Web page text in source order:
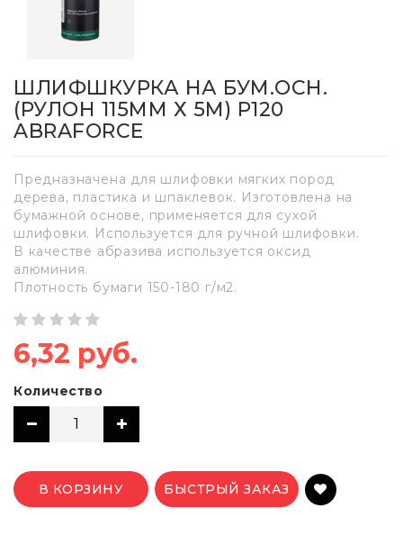
ШЛИФШКУРКА НА БУМ.ОСН.
(РУЛОН 115ММ Х 5М) Р120
ABRAFORCE
Предназначена для шлифовки мягких пород
дерева, пластика и шпаклевок. Изготовлена на
бумажной основе, применяется для сухой
шлифовки. Используется для ручной шлифовки.
В качестве абразива используется оксид
алюминия.
Плотность бумаги 150-180 г/м2.
6,32 руб.
Количество
В КОРЗИНУ БЫСТРЫЙ ЗАКАЗ